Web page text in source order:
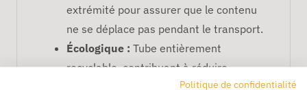
extrémité pour assurer que le contenu
ne se déplace pas pendant le transport.
Écologique : Tube entièrement
recyclable, contribuant à réduire
l'impact environnemental.Politique de confidentialité